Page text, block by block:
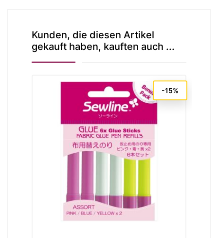
Kunden, die diesen Artikel
gekauft haben, kauften auch ...
-15%